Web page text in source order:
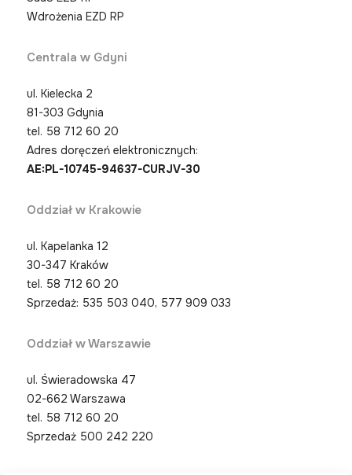
Wdrożenia EZD RP
Centrala w Gdyni
ul. Kielecka 2
81-303 Gdynia
tel. 58 712 60 20
Adres doręczeń elektronicznych:
AE:PL-10745-94637-CURJV-30
Oddział w Krakowie
ul. Kapelanka 12
30-347 Kraków
tel. 58 712 60 20
Sprzedaż: 535 503 040, 577 909 033
Oddział w Warszawie
ul. Świeradowska 47
02-662 Warszawa
tel. 58 712 60 20
Sprzedaż 500 242 220